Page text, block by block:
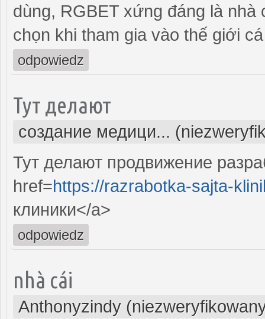
dùng, RGBET xứng đáng là
chọn khi tham gia vào thế giới
odpowiedz
Тут делают
создание медици...
Тут делают продвижение
href=https://razrabotka-sajta-
клиники</a>
odpowiedz
nhà cái
Anthonyzindy